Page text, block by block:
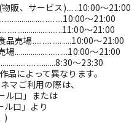
販、サービス)......10:00～21:00
～21:00
～21:00
売場....................10:00～21:00
...........................10:00～21:00
～23:30
によって異なります。
マご利用の際は、
ル口」または
ル口」より
)